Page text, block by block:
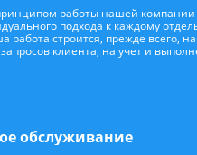
работы нашей компании
подхода к каждому
работа строится, прежде всего, на
клиента, на учет и
обслуживание